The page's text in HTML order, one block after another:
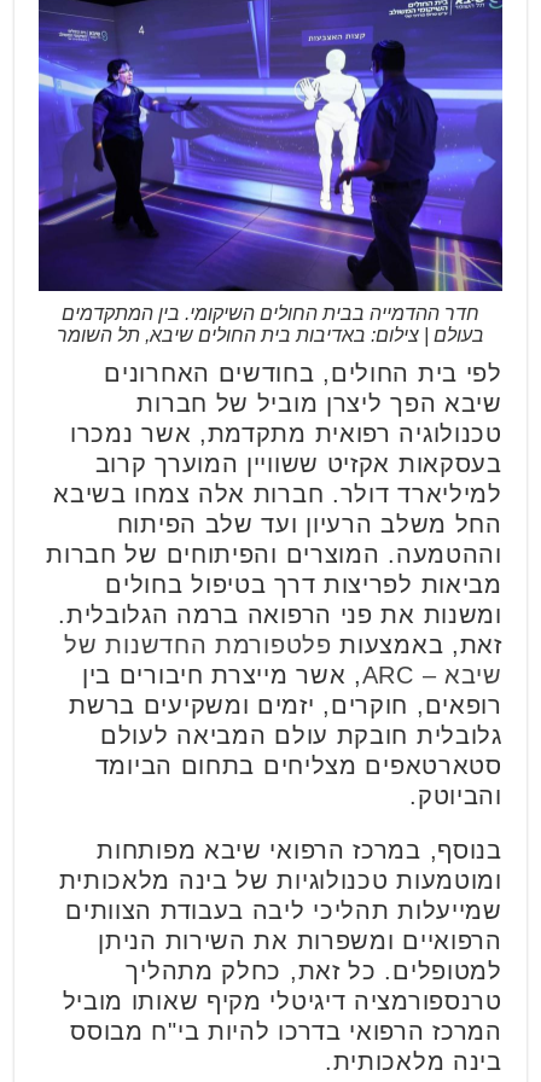
חדר ההדמייה בבית החולים השיקומי. בין המתקדמים
בעולם | צילום: באדיבות בית החולים שיבא, תל השומר
לפי בית החולים, בחודשים האחרונים
שיבא הפך ליצרן מוביל של חברות
טכנולוגיה רפואית מתקדמת, אשר נמכרו
בעסקאות אקזיט ששוויין המוערך קרוב
למיליארד דולר. חברות אלה צמחו בשיבא
החל משלב הרעיון ועד שלב הפיתוח
וההטמעה. המוצרים והפיתוחים של חברות
מביאות לפריצות דרך בטיפול בחולים
ומשנות את פני הרפואה ברמה הגלובלית.
זאת, באמצעות פלטפורמת החדשנות של
שיבא – ARC
, אשר מייצרת חיבורים בין
רופאים, חוקרים, יזמים ומשקיעים ברשת
גלובלית חובקת עולם המביאה לעולם
סטארטאפים מצליחים בתחום הביומד
והביוטק.
בנוסף, במרכז הרפואי שיבא מפותחות
ומוטמעות טכנולוגיות של בינה מלאכותית
שמייעלות תהליכי ליבה בעבודת הצוותים
הרפואיים ומשפרות את השירות הניתן
למטופלים. כל זאת, כחלק מתהליך
טרנספורמציה דיגיטלי מקיף שאותו מוביל
המרכז הרפואי בדרכו להיות בי"ח מבוסס
בינה מלאכותית.